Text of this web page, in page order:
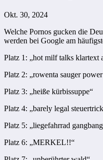
Okt. 30, 2024
Welche Pornos gucken die
werden bei Google am
Platz 1: „hot milf talks klartext
Platz 2: „rowenta sauger
Platz 3: „heiße kürbissuppe“
Platz 4: „barely legal
Platz 5: „liegefahrrad
Platz 6: „MERKEL!!“